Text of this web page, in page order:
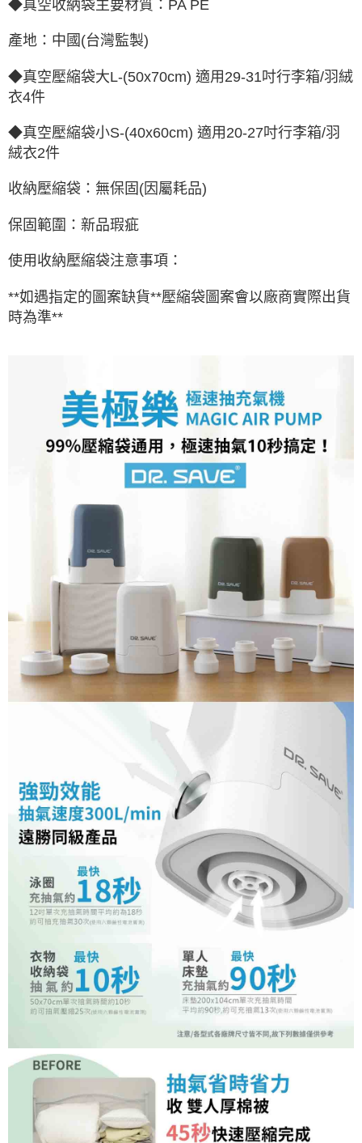
◆真空收納袋主要材質：PA PE
產地：中國(台灣監製)
◆真空壓縮袋大L-(50x70cm) 適用29-31吋行李箱/羽絨
衣4件
◆真空壓縮袋小S-(40x60cm) 適用20-27吋行李箱/羽
絨衣2件
收納壓縮袋：無保固(因屬耗品)
保固範圍：新品瑕疵
使用收納壓縮袋注意事項：
**如遇指定的圖案缺貨**壓縮袋圖案會以廠商實際出貨
時為準**